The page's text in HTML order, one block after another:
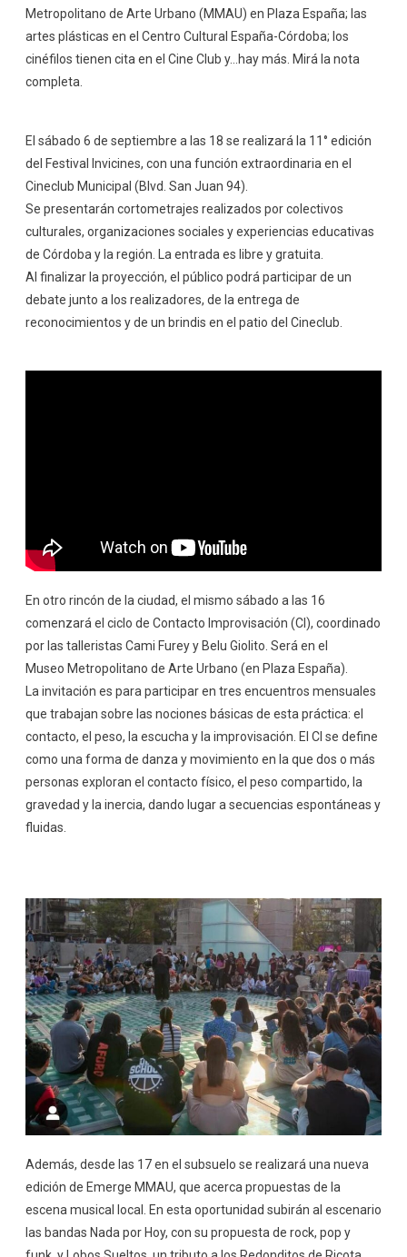
Metropolitano de Arte Urbano (MMAU) en Plaza España; las
artes plásticas en el Centro Cultural España-Córdoba; los
cinéfilos tienen cita en el Cine Club y…hay más. Mirá la nota
completa.
El sábado 6 de septiembre a las 18 se realizará la 11° edición
del Festival Invicines, con una función extraordinaria en el
Cineclub Municipal (Blvd. San Juan 94).
Se presentarán cortometrajes realizados por colectivos
culturales, organizaciones sociales y experiencias educativas
de Córdoba y la región. La entrada es libre y gratuita.
Al finalizar la proyección, el público podrá participar de un
debate junto a los realizadores, de la entrega de
reconocimientos y de un brindis en el patio del Cineclub.
En otro rincón de la ciudad, el mismo sábado a las 16
comenzará el ciclo de Contacto Improvisación (CI), coordinado
por las talleristas Cami Furey y Belu Giolito. Será en el
Museo Metropolitano de Arte Urbano (en Plaza España).
La invitación es para participar en tres encuentros mensuales
que trabajan sobre las nociones básicas de esta práctica: el
contacto, el peso, la escucha y la improvisación. El CI se define
como una forma de danza y movimiento en la que dos o más
personas exploran el contacto físico, el peso compartido, la
gravedad y la inercia, dando lugar a secuencias espontáneas y
fluidas.
Además, desde las 17 en el subsuelo se realizará una nueva
edición de Emerge MMAU, que acerca propuestas de la
escena musical local. En esta oportunidad subirán al escenario
las bandas Nada por Hoy, con su propuesta de rock, pop y